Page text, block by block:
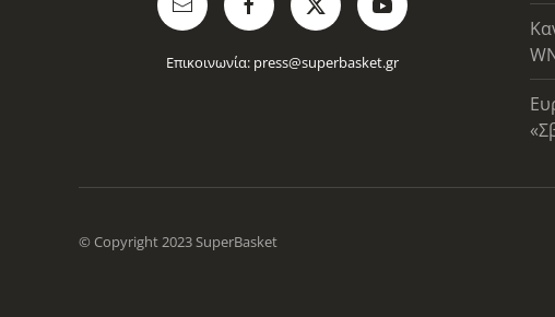
Επικοινωνία: press@superbasket.gr
© Copyright 2023 SuperBasket